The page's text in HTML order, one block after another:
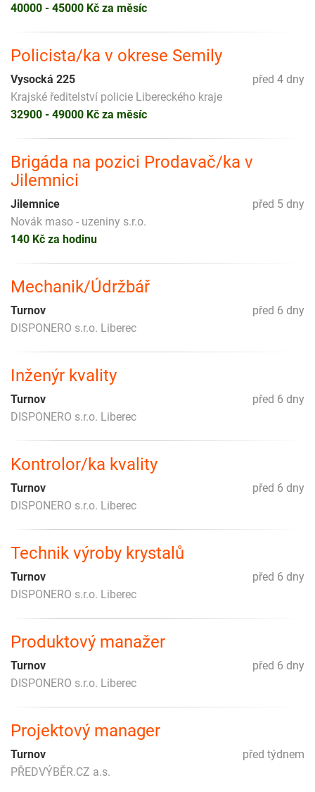
40000 - 45000 Kč za měsíc
Policista/ka v okrese Semily
před 4 dny
Vysocká 225
Krajské ředitelství policie Libereckého kraje
32900 - 49000 Kč za měsíc
Brigáda na pozici Prodavač/ka v
Jilemnici
před 5 dny
Jilemnice
Novák maso - uzeniny s.r.o.
140 Kč za hodinu
Mechanik/Údržbář
před 6 dny
Turnov
DISPONERO s.r.o. Liberec
Inženýr kvality
před 6 dny
Turnov
DISPONERO s.r.o. Liberec
Kontrolor/ka kvality
před 6 dny
Turnov
DISPONERO s.r.o. Liberec
Technik výroby krystalů
před 6 dny
Turnov
DISPONERO s.r.o. Liberec
Produktový manažer
před 6 dny
Turnov
DISPONERO s.r.o. Liberec
Projektový manager
před týdnem
Turnov
PŘEDVÝBĚR.CZ a.s.